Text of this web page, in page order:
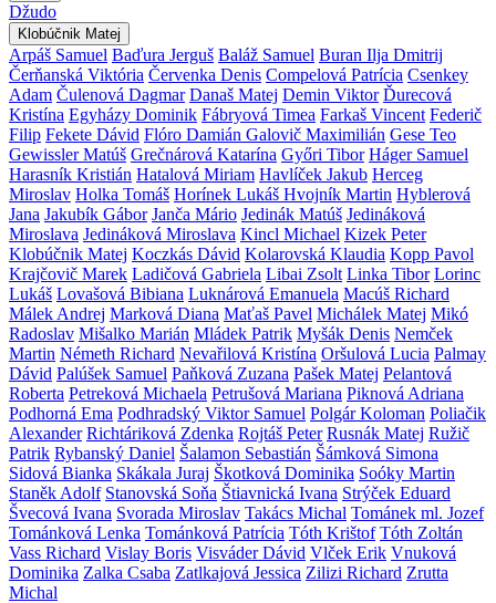
Džudo
Klobúčnik Matej
Arpáš Samuel Baďura Jerguš Baláž Samuel Buran Ilja Dmitrij
Čerňanská Viktória Červenka Denis Compelová Patrícia Csenkey
Adam Čulenová Dagmar Današ Matej Demin Viktor Ďurecová
Kristína Egyházy Dominik Fábryová Timea Farkaš Vincent Federič
Filip Fekete Dávid Flóro Damián Galovič Maximilián Gese Teo
Gewissler Matúš Grečnárová Katarína Győri Tibor Háger Samuel
Harasník Kristián Hatalová Miriam Havlíček Jakub Herceg
Miroslav Holka Tomáš Horínek Lukáš Hvojník Martin Hyblerová
Jana Jakubík Gábor Janča Mário Jedinák Matúš Jedináková
Miroslava Jedináková Miroslava Kincl Michael Kizek Peter
Klobúčnik Matej Koczkás Dávid Kolarovská Klaudia Kopp Pavol
Krajčovič Marek Ladičová Gabriela Libai Zsolt Linka Tibor Lorinc
Lukáš Lovašová Bibiana Luknárová Emanuela Macúš Richard
Málek Andrej Marková Diana Maťaš Pavel Michálek Matej Mikó
Radoslav Mišalko Marián Mládek Patrik Myšák Denis Nemček
Martin Németh Richard Nevařilová Kristína Oršulová Lucia Palmay
Dávid Palúšek Samuel Paňková Zuzana Pašek Matej Pelantová
Roberta Petreková Michaela Petrušová Mariana Piknová Adriana
Podhorná Ema Podhradský Viktor Samuel Polgár Koloman Poliačik
Alexander Richtáriková Zdenka Rojtáš Peter Rusnák Matej Ružič
Patrik Rybanský Daniel Šalamon Sebastián Šámková Simona
Sidová Bianka Skákala Juraj Škotková Dominika Soóky Martin
Staněk Adolf Stanovská Soňa Štiavnická Ivana Strýček Eduard
Švecová Ivana Svorada Miroslav Takács Michal Tománek ml. Jozef
Tománková Lenka Tománková Patrícia Tóth Krištof Tóth Zoltán
Vass Richard Vislay Boris Visváder Dávid Vlček Erik Vnuková
Dominika Zalka Csaba Zatlkajová Jessica Zilizi Richard Zrutta
Michal